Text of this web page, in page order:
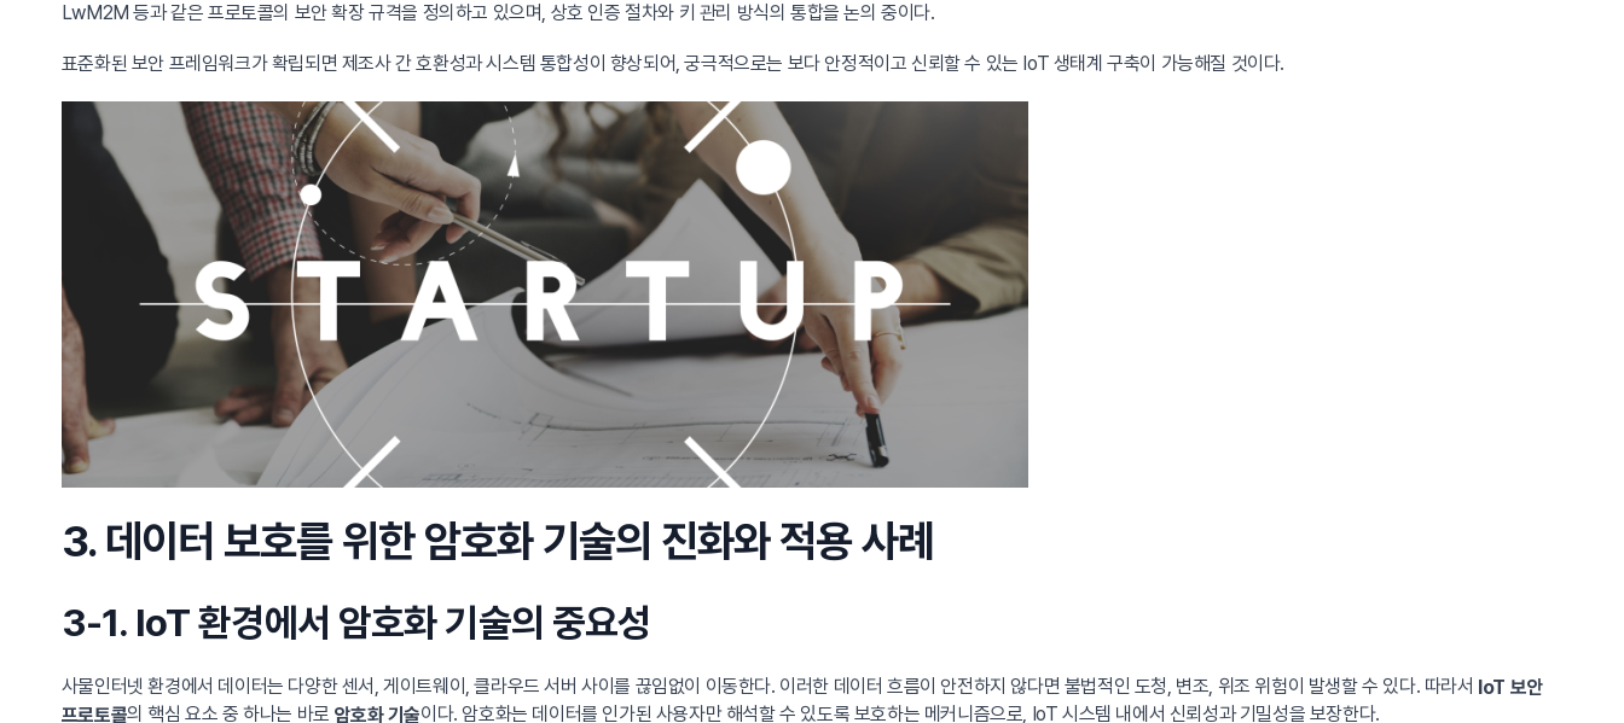
LwM2M 등과 같은 프로토콜의 보안 확장 규격을 정의하고 있으며, 상호 인증 절차와 키 관리 방식의 통합을 논의 중이다.
표준화된 보안 프레임워크가 확립되면 제조사 간 호환성과 시스템 통합성이 향상되어, 궁극적으로는 보다 안정적이고 신뢰할 수 있는 IoT 생태계 구축이 가능해질 것이다.
3. 데이터 보호를 위한 암호화 기술의 진화와 적용 사례
3-1. IoT 환경에서 암호화 기술의 중요성
사물인터넷 환경에서 데이터는 다양한 센서, 게이트웨이, 클라우드 서버 사이를 끊임없이 이동한다. 이러한 데이터 흐름이 안전하지 않다면 불법적인 도청, 변조, 위조 위험이 발생할 수 있다. 따라서 IoT 보안
프로토콜의 핵심 요소 중 하나는 바로 암호화 기술이다. 암호화는 데이터를 인가된 사용자만 해석할 수 있도록 보호하는 메커니즘으로, IoT 시스템 내에서 신뢰성과 기밀성을 보장한다.